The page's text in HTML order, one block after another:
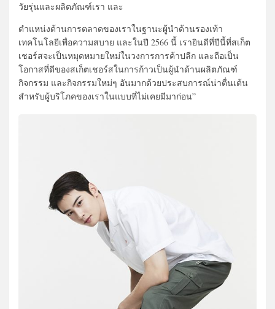
วัยรุ่นและผลิตภัณฑ์เรา และ
ตำแหน่งด้านการตลาดของเราในฐานะผู้นำด้านรองเท้า
เทคโนโลยีเพื่อความสบาย และในปี 2566 นี้ เรายินดีที่ปีนี้ที่สเก็ต
เชอร์สจะเป็นหมุดหมายใหม่ในวงการการค้าปลีก และถือเป็น
โอกาสที่ดีของสเก็ตเชอร์สในการก้าวเป็นผู้นำด้านผลิตภัณฑ์
กิจกรรม และกิจกรรมใหม่ๆ อันมากด้วยประสบการณ์น่าตื่นเต้น
สำหรับผู้บริโภคของเราในแบบที่ไม่เคยมีมาก่อน”